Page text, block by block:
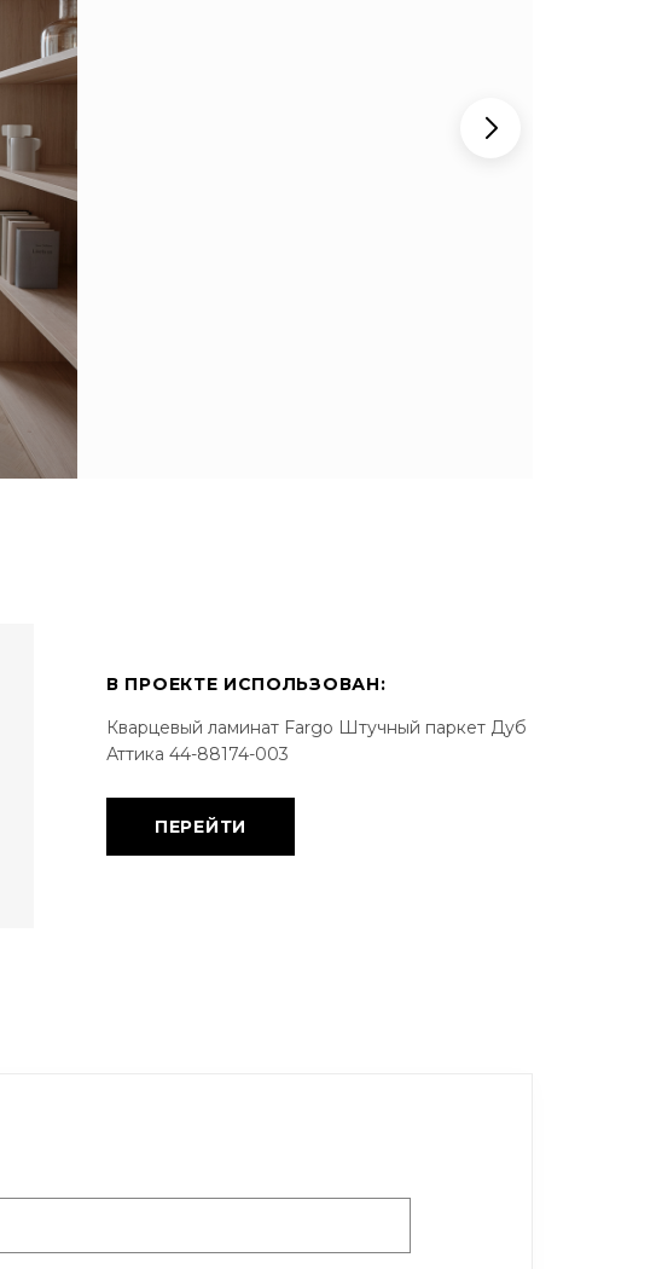
В ПРОЕКТЕ ИСПОЛЬЗОВАН:
Кварцевый ламинат Fargo Штучный паркет Дуб
Аттика 44-88174-003
ПЕРЕЙТИ